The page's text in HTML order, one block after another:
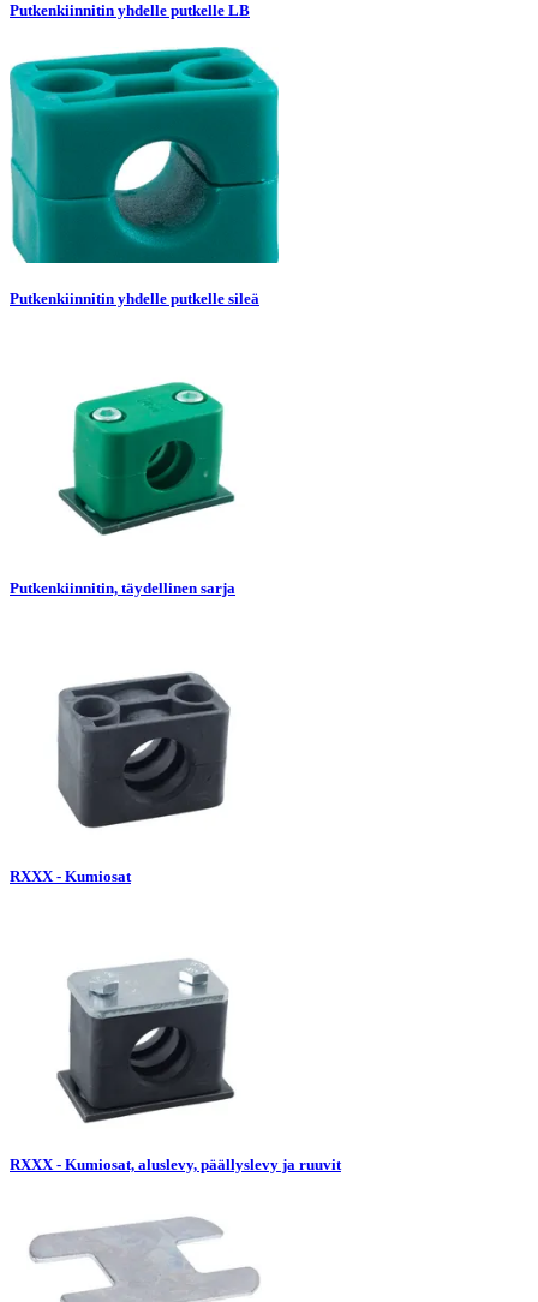
Putkenkiinnitin yhdelle putkelle LB
Putkenkiinnitin yhdelle putkelle sileä
Putkenkiinnitin, täydellinen sarja
RXXX - Kumiosat
RXXX - Kumiosat, aluslevy, päällyslevy ja ruuvit